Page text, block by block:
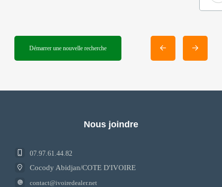
Démarrer une nouvelle recherche
Nous joindre
07.97.61.44.82
Cocody Abidjan/COTE D'IVOIRE
contact@ivoiredealer.net